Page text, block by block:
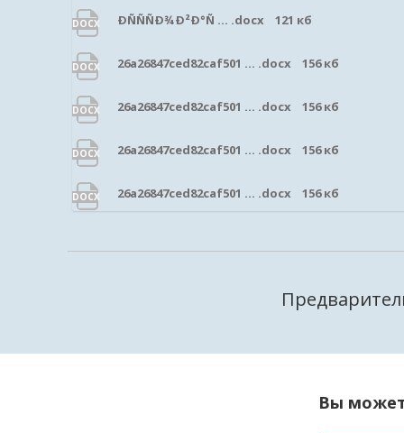
DOCX ÐÑÑÑÐ¾Ð²Ð°Ñ ... .docx 121 кб
DOCX 26a26847ced82caf501 ... .docx 156 кб
DOCX 26a26847ced82caf501 ... .docx 156 кб
DOCX 26a26847ced82caf501 ... .docx 156 кб
DOCX 26a26847ced82caf501 ... .docx 156 кб
Вы